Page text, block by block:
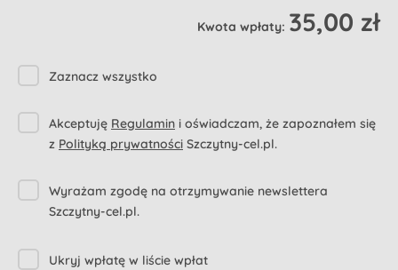
Kwota wpłaty: 35,00 zł
Zaznacz wszystko
Akceptuję Regulamin i oświadczam, że zapoznałem się
z Polityką prywatności Szczytny-cel.pl.
Wyrażam zgodę na otrzymywanie newslettera
Szczytny-cel.pl.
Ukryj wpłatę w liście wpłat